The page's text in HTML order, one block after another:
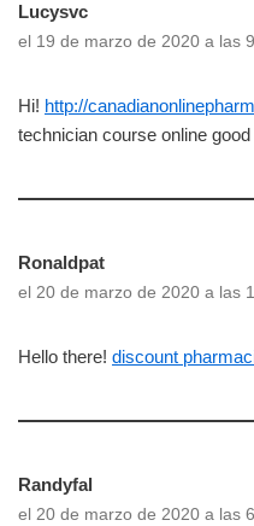
Lucysvc
el 19 de marzo de 2020 a las
Hi! http://
technician course online
Ronaldpat
el 20 de marzo de 2020 a las
Hello there! discount
Randyfal
el 20 de marzo de 2020 a las